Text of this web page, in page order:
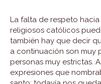
La falta de respeto
religiosos católicos
también hay que decir
a continuación son muy
personas muy estrictas.
expresiones que